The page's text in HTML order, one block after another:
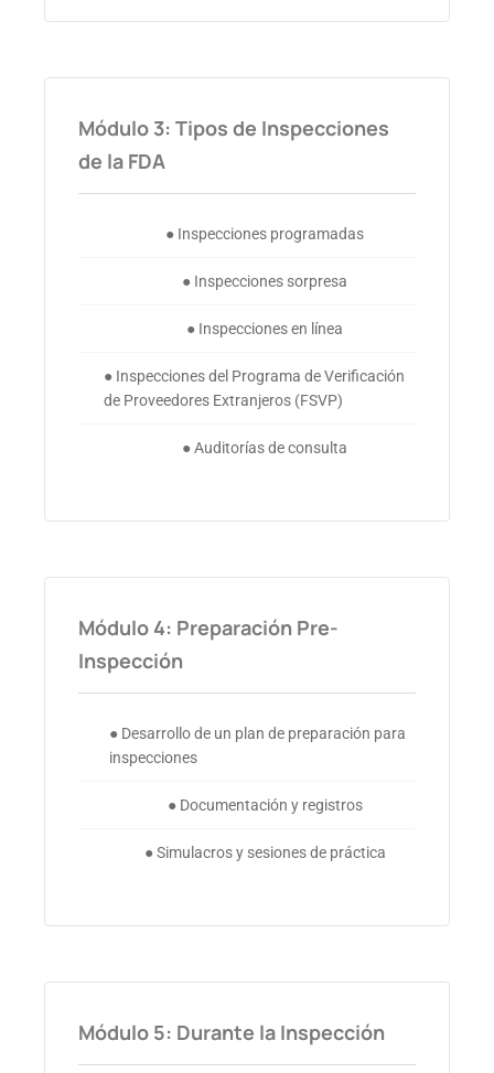
Módulo 3: Tipos de Inspecciones
de la FDA
● Inspecciones programadas
● Inspecciones sorpresa
● Inspecciones en línea
● Inspecciones del Programa de Verificación
de Proveedores Extranjeros (FSVP)
● Auditorías de consulta
Módulo 4: Preparación Pre-
Inspección
● Desarrollo de un plan de preparación para
inspecciones
● Documentación y registros
● Simulacros y sesiones de práctica
Módulo 5: Durante la Inspección